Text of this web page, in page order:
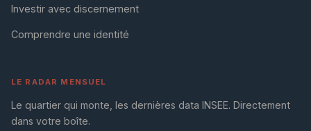
Investir avec discernement
Comprendre une identité
LE RADAR MENSUEL
Le quartier qui monte, les dernières data INSEE. Directement
dans votre boîte.